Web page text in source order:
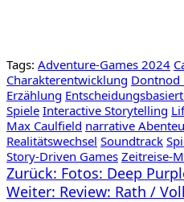
Tags: Adventure-Games 2024
Charakterentwicklung Dontnod
Erzählung
Spiele Interactive Storytelling
Max Caulfield narrative
Realitätswechsel Soundtrack
Story-Driven Games Zeitreise-
Zurück: Fotos: Deep
Weiter: Review: Rath /